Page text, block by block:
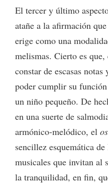
El tercer y último
atañe a la afirmación
erige como una
melismas. Cierto es
constar de escasas
poder cumplir su
un niño pequeño. De
en una suerte de
armónico-melódico, el
sencillez esquemática
musicales que invitan al
la tranquilidad, en fin,